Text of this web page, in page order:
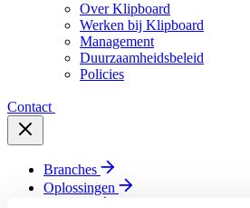
Over Klipboard
Werken bij Klipboard
Management
Duurzaamheidsbeleid
Policies
Contact
Branches
Oplossingen